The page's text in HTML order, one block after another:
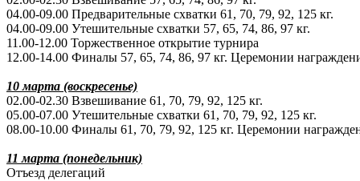
04.00-09.00 Предварительные схватки 61, 70, 79, 92, 125 кг.
04.00-09.00 Утешительные схватки 57, 65, 74, 86, 97 кг.
11.00-12.00 Торжественное открытие турнира
12.00-14.00 Финалы 57, 65, 74, 86, 97 кг. Церемонии
10 марта (воскресенье)
02.00-02.30 Взвешивание 61, 70, 79, 92, 125 кг.
05.00-07.00 Утешительные схватки 61, 70, 79, 92, 125 кг.
08.00-10.00 Финалы 61, 70, 79, 92, 125 кг. Церемонии
11 марта (понедельник)
Отъезд делегаций